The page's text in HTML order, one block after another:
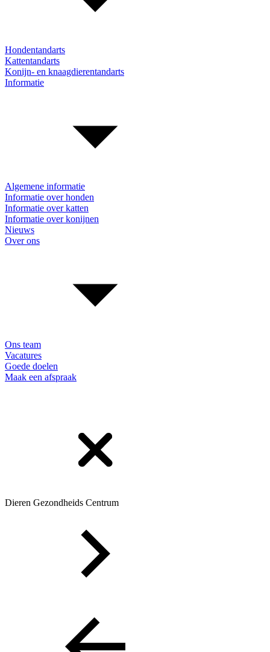
Hondentandarts
Kattentandarts
Konijn- en knaagdierentandarts
Informatie
Algemene informatie
Informatie over honden
Informatie over katten
Informatie over konijnen
Nieuws
Over ons
Ons team
Vacatures
Goede doelen
Maak een afspraak
Dieren Gezondheids Centrum